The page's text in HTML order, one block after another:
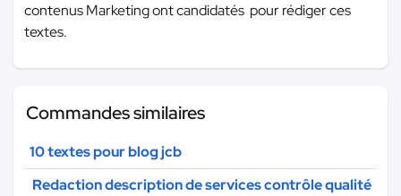
contenus Marketing ont candidatés pour rédiger ces
textes.
Commandes similaires
10 textes pour blog jcb
Redaction description de services contrôle qualité